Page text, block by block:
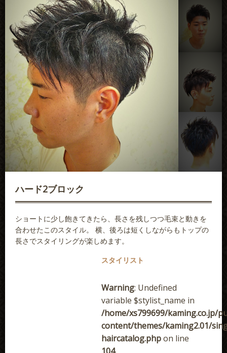
講習依頼 採用情報 会社概要
ハード2ブロック
ショートに少し飽きてきたら、長さを残しつつ毛束と動きを
合わせたこのスタイル。 横、後ろは短くしながらもトップの
長さでスタイリングが楽しめます。
スタイリスト
Warning: Undefined
variable $stylist_name in
/home/xs799699/kaming.co.jp/
content/themes/kaming2.01/
haircatalog.phpon line